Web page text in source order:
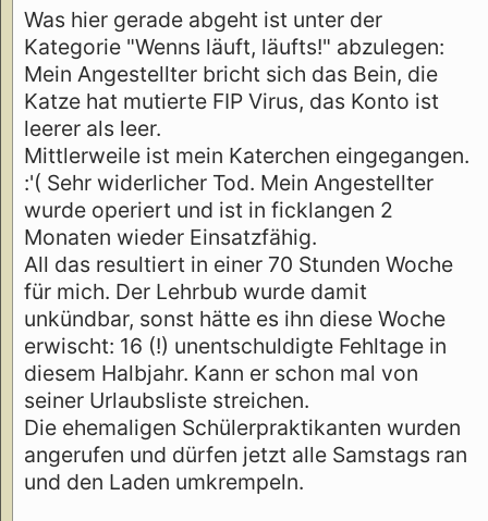
Was hier gerade abgeht ist unter der
Kategorie "Wenns läuft, läufts!" abzulegen:
Mein Angestellter bricht sich das Bein, die
Katze hat mutierte FIP Virus, das Konto ist
leerer als leer.
Mittlerweile ist mein Katerchen eingegangen.
:'( Sehr widerlicher Tod. Mein Angestellter
wurde operiert und ist in ficklangen 2
Monaten wieder Einsatzfähig.
All das resultiert in einer 70 Stunden Woche
für mich. Der Lehrbub wurde damit
unkündbar, sonst hätte es ihn diese Woche
erwischt: 16 (!) unentschuldigte Fehltage in
diesem Halbjahr. Kann er schon mal von
seiner Urlaubsliste streichen.
Die ehemaligen Schülerpraktikanten wurden
angerufen und dürfen jetzt alle Samstags ran
und den Laden umkrempeln.